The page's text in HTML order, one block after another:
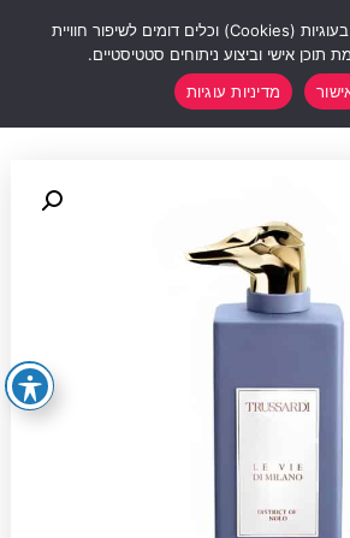
באתר נעשה שימוש בעוגיות (Cookies) וכלים דומים לשיפור חוויית
תוכן אישי וביצוע ניתוחים סטטיסטיים.
מדיניות עוגיות